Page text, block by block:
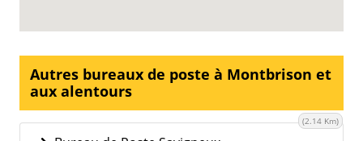
Autres bureaux de poste à Montbrison et
aux alentours
(2.14 Km)